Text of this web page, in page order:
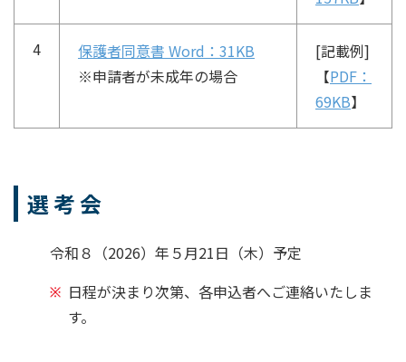
4 保護者同意書 Word：31KB
※申請者が未成年の場合
[記載例]
【PDF：
69KB】
選 考 会
令和８（2026）年５月21日（木）予定
日程が決まり次第、各申込者へご連絡いたしま
す。